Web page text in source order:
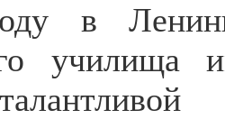
в
училища